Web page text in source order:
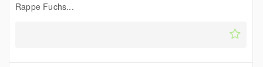
Rappe Fuchs...